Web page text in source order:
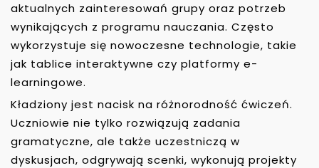
aktualnych zainteresowań grupy oraz potrzeb
wynikających z programu nauczania. Często
wykorzystuje się nowoczesne technologie, takie
jak tablice interaktywne czy platformy e-
learningowe.
Kładziony jest nacisk na różnorodność ćwiczeń.
Uczniowie nie tylko rozwiązują zadania
gramatyczne, ale także uczestniczą w
dyskusjach, odgrywają scenki, wykonują projekty